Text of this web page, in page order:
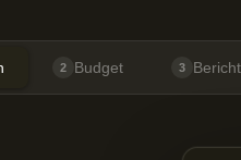
2 Budget 3 Bericht